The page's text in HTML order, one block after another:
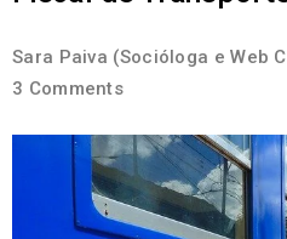
Sara Paiva (Socióloga e Web
3 Comments